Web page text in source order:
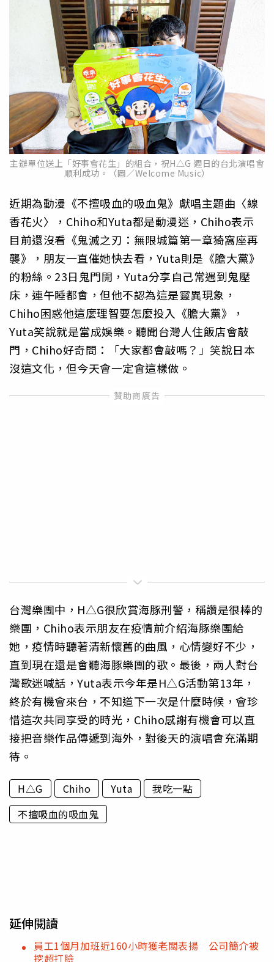
主辦單位送上「好事會花生」的組合，祝H△G 週日的台北演唱會
順利成功。（圖／Welcome Music）
近期為動漫《不擅吸血的吸血鬼》獻唱主題曲〈線
香花火〉，Chiho和Yuta都是動漫迷，Chiho表示
目前還沒看《鬼滅之刃：無限城篇第一章猗窩座再
襲》，朋友一直催她快去看，Yuta則是《膽大黨》
的粉絲。23日鬼門開，Yuta分享自己常遇到鬼壓
床，連午睡都會，但他不認為這是靈異現象，
Chiho困惑他這麼理智要怎麼投入《膽大黨》，
Yuta笑說就是當成娛樂。聽聞台灣人住飯店會敲
門，Chiho好奇問：「大家都會敲嗎？」笑說日本
沒這文化，但今天會一定會這樣做。
台灣樂團中，H△G很欣賞海豚刑警，稱讚是很棒的
樂團，Chiho表示朋友在疫情前介紹海豚樂團給
她，疫情時聽著清新懷舊的曲風，心情變好不少，
直到現在還是會聽海豚樂團的歌。最後，兩人對台
灣歌迷喊話，Yuta表示今年是H△G活動第13年，
終於有機會來台，不知道下一次是什麼時候，會珍
惜這次共同享受的時光，Chiho感謝有機會可以直
接把音樂作品傳遞到海外，對後天的演唱會充滿期
待。
H△G Chiho Yuta
我吃一點
不擅吸血的吸血鬼
延伸閱讀
員工1個月加班近160小時獲老闆表揚 公司簡介被
挖超打臉